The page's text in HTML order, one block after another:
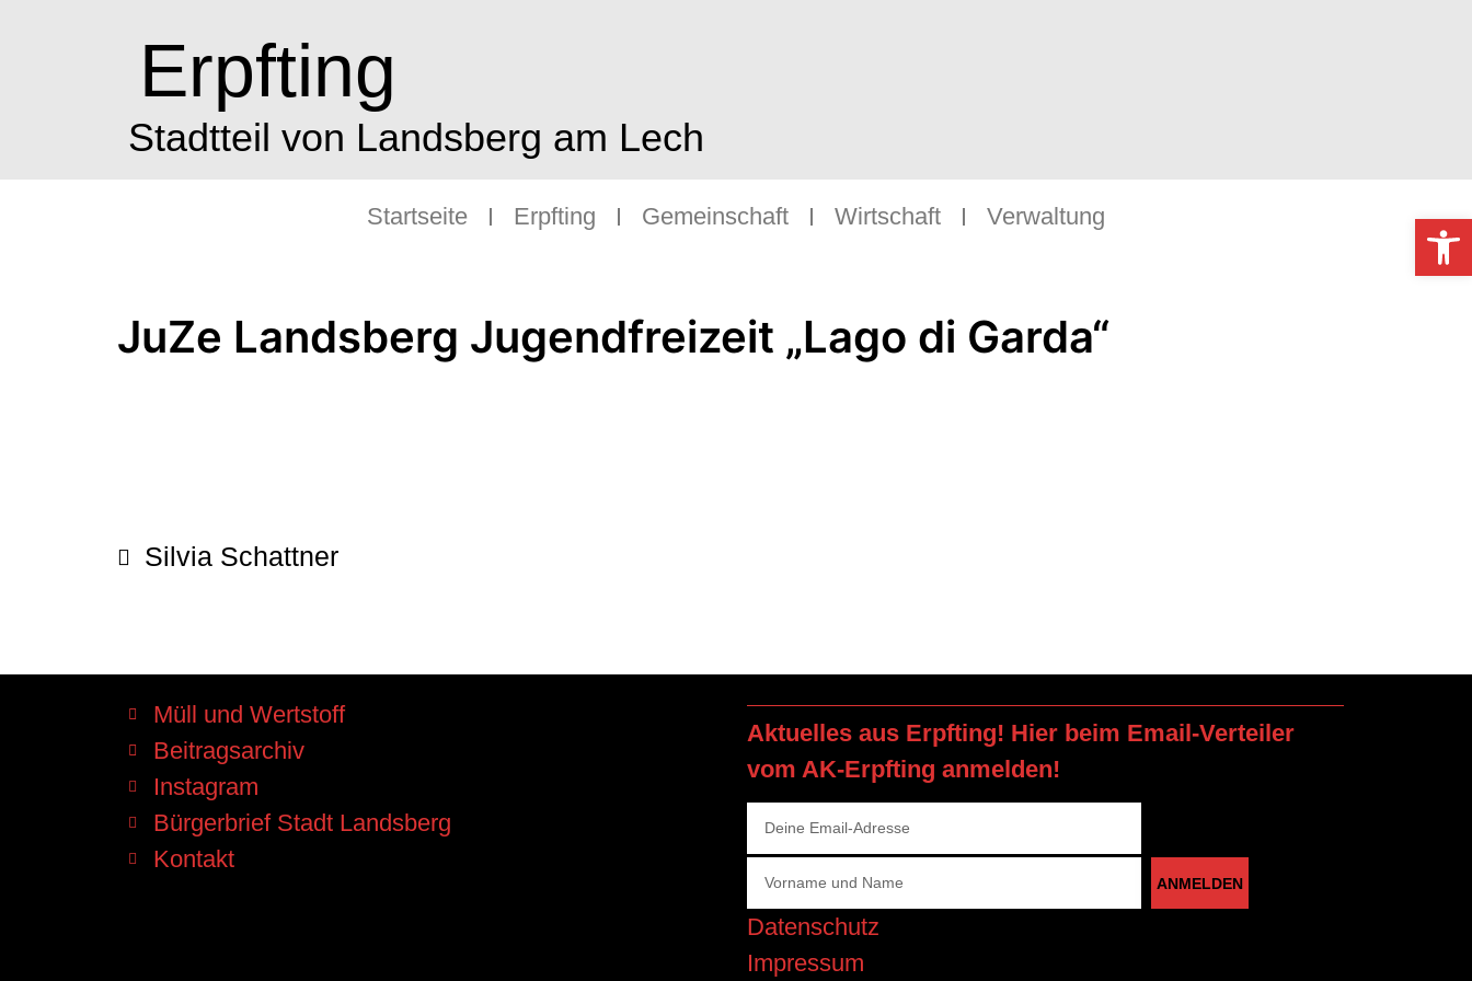
Erpfting
Stadtteil von Landsberg am Lech
Startseite Erpfting Gemeinschaft Wirtschaft Verwaltung
JuZe Landsberg Jugendfreizeit „Lago di Garda“
Silvia Schattner
Müll und Wertstoff
Beitragsarchiv
Instagram
Bürgerbrief Stadt Landsberg
Kontakt
Aktuelles aus Erpfting! Hier beim Email-Verteiler
vom AK-Erpfting anmelden!
ANMELDEN
Datenschutz
Impressum